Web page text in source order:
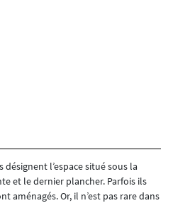
désignent l’espace situé sous la
et le dernier plancher. Parfois ils
aménagés. Or, il n’est pas rare dans